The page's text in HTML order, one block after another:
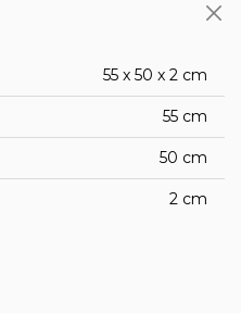
55 x 50 x 2 cm
55 cm
50 cm
2 cm